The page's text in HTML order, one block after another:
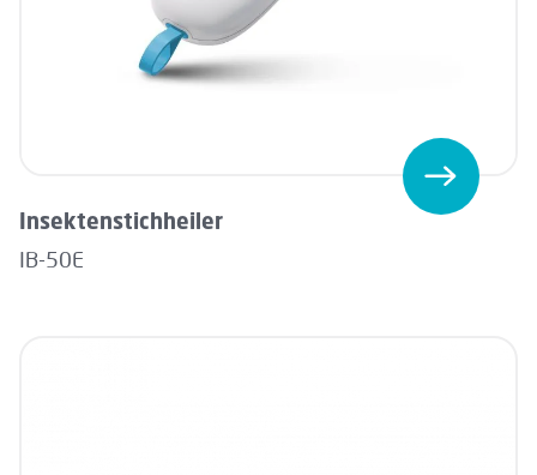
Insektenstichheiler
IB-50E